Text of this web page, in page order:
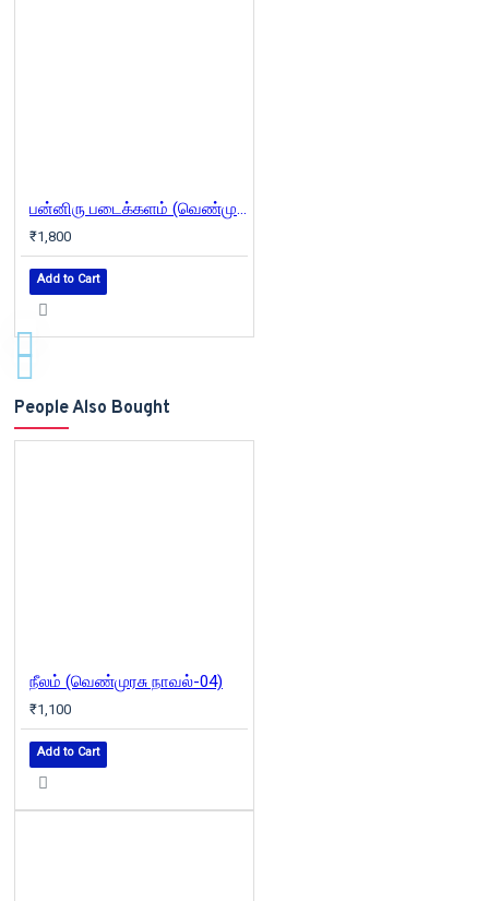
பன்னிரு படைக்களம் (வெண்முரசு நாவல்-10)
₹1,800
Add to Cart
People Also Bought
நீலம் (வெண்முரசு நாவல்-04)
₹1,100
Add to Cart